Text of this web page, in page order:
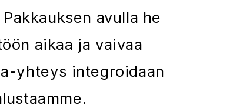
avulla he
aikaa ja vaivaa
yhteys integroidaan